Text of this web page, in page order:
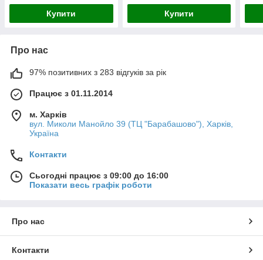
Купити Купити
Про нас
97% позитивних з 283 відгуків за рік
Працює з 01.11.2014
м. Харків
вул. Миколи Манойло 39 (ТЦ "Барабашово"), Харків,
Україна
Контакти
Сьогодні працює з 09:00 до 16:00
Показати весь графік роботи
Про нас
Контакти